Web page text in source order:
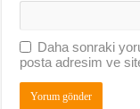
Daha sonraki
posta adresim ve